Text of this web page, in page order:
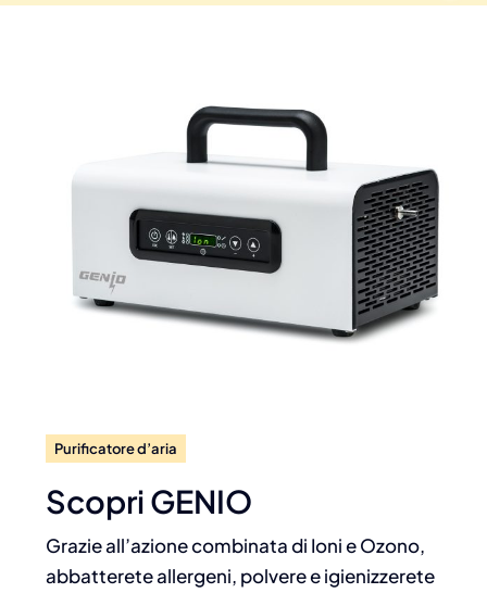
Purificatore d’aria
Scopri GENIO
Grazie all’azione combinata di Ioni e Ozono,
abbatterete allergeni, polvere e igienizzerete